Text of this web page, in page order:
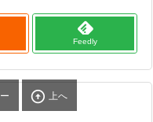
Feedly
 上へ